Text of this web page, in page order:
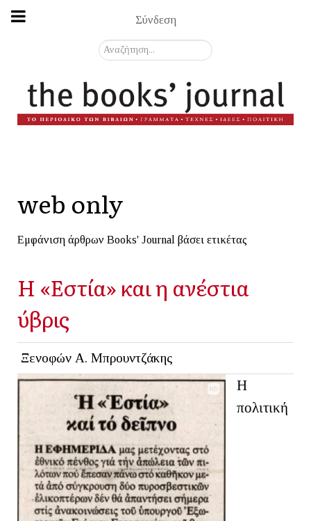
Σύνδεση
Αναζήτηση...
web only
Εμφάνιση άρθρων Books' Journal βάσει ετικέτας
Η «Εστία» και η ανέστια
ύβρις
Ξενοφών Α. Μπρουντζάκης
Η
πολιτική